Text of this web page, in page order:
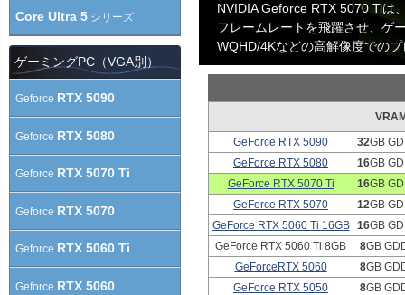
NVIDIA Geforce RTX 5070 Tiは
フレームレートを飛躍させ、ゲ
WQHD/4Kなどの高解像度での
GeForce RTX 5090
32GB
GeForce RTX 5080
16GB
GeForce RTX 5070 Ti
16GB
GeForce RTX 5070
12GB
GeForce RTX 5060 Ti 16GB
16GB
GeForce RTX 5060 Ti 8GB
8GB
GeForceRTX 5060
8GB
GeForce RTX 5050
8GB
Core Ultra 5 シリーズ
ゲーミングPC（VGA別）
Geforce RTX 5090
Geforce RTX 5080
Geforce RTX 5070 Ti
Geforce RTX 5070
Geforce RTX 5060 Ti
Geforce RTX 5060